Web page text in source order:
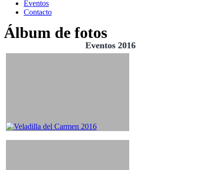
Eventos
Contacto
Álbum de fotos
Eventos 2016